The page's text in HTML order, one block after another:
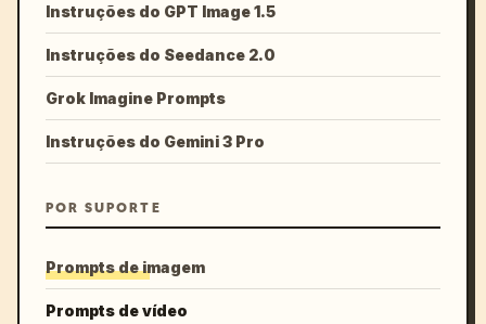
Instruções do GPT Image 1.5
Instruções do Seedance 2.0
Grok Imagine Prompts
Instruções do Gemini 3 Pro
POR SUPORTE
Prompts de imagem
Prompts de vídeo